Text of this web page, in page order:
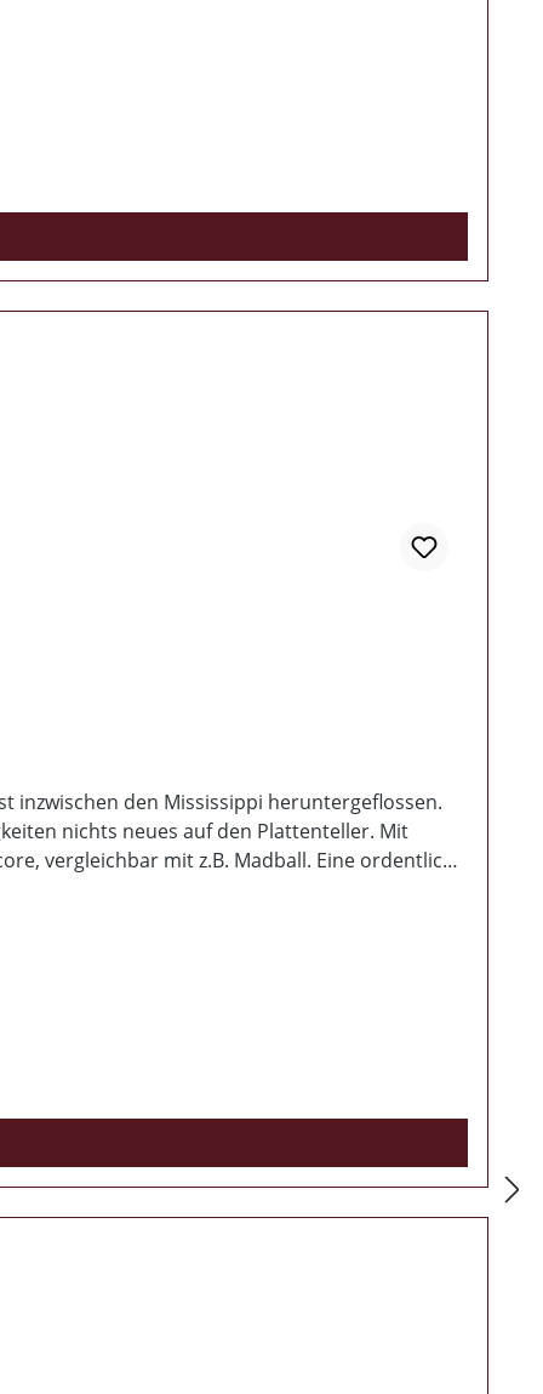
inzwischen den Mississippi heruntergeflossen.
nichts neues auf den Plattenteller. Mit
vergleichbar mit z.B. Madball. Eine ordentliche